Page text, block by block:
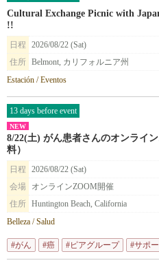
Cultural Exchange Picnic with
!!
日程
2026/08/22 (Sat)
住所 Belmont, カリフォルニア州
Estación / Eventos
13 days before event
NEW
8/22(土) がん患者さんのオンライ
料）
日程
2026/08/22 (Sat)
会場
オンラインZOOM開催
住所 Huntington Beach, California
Belleza / Salud
#がん #癌 #ピアグループ #サポー